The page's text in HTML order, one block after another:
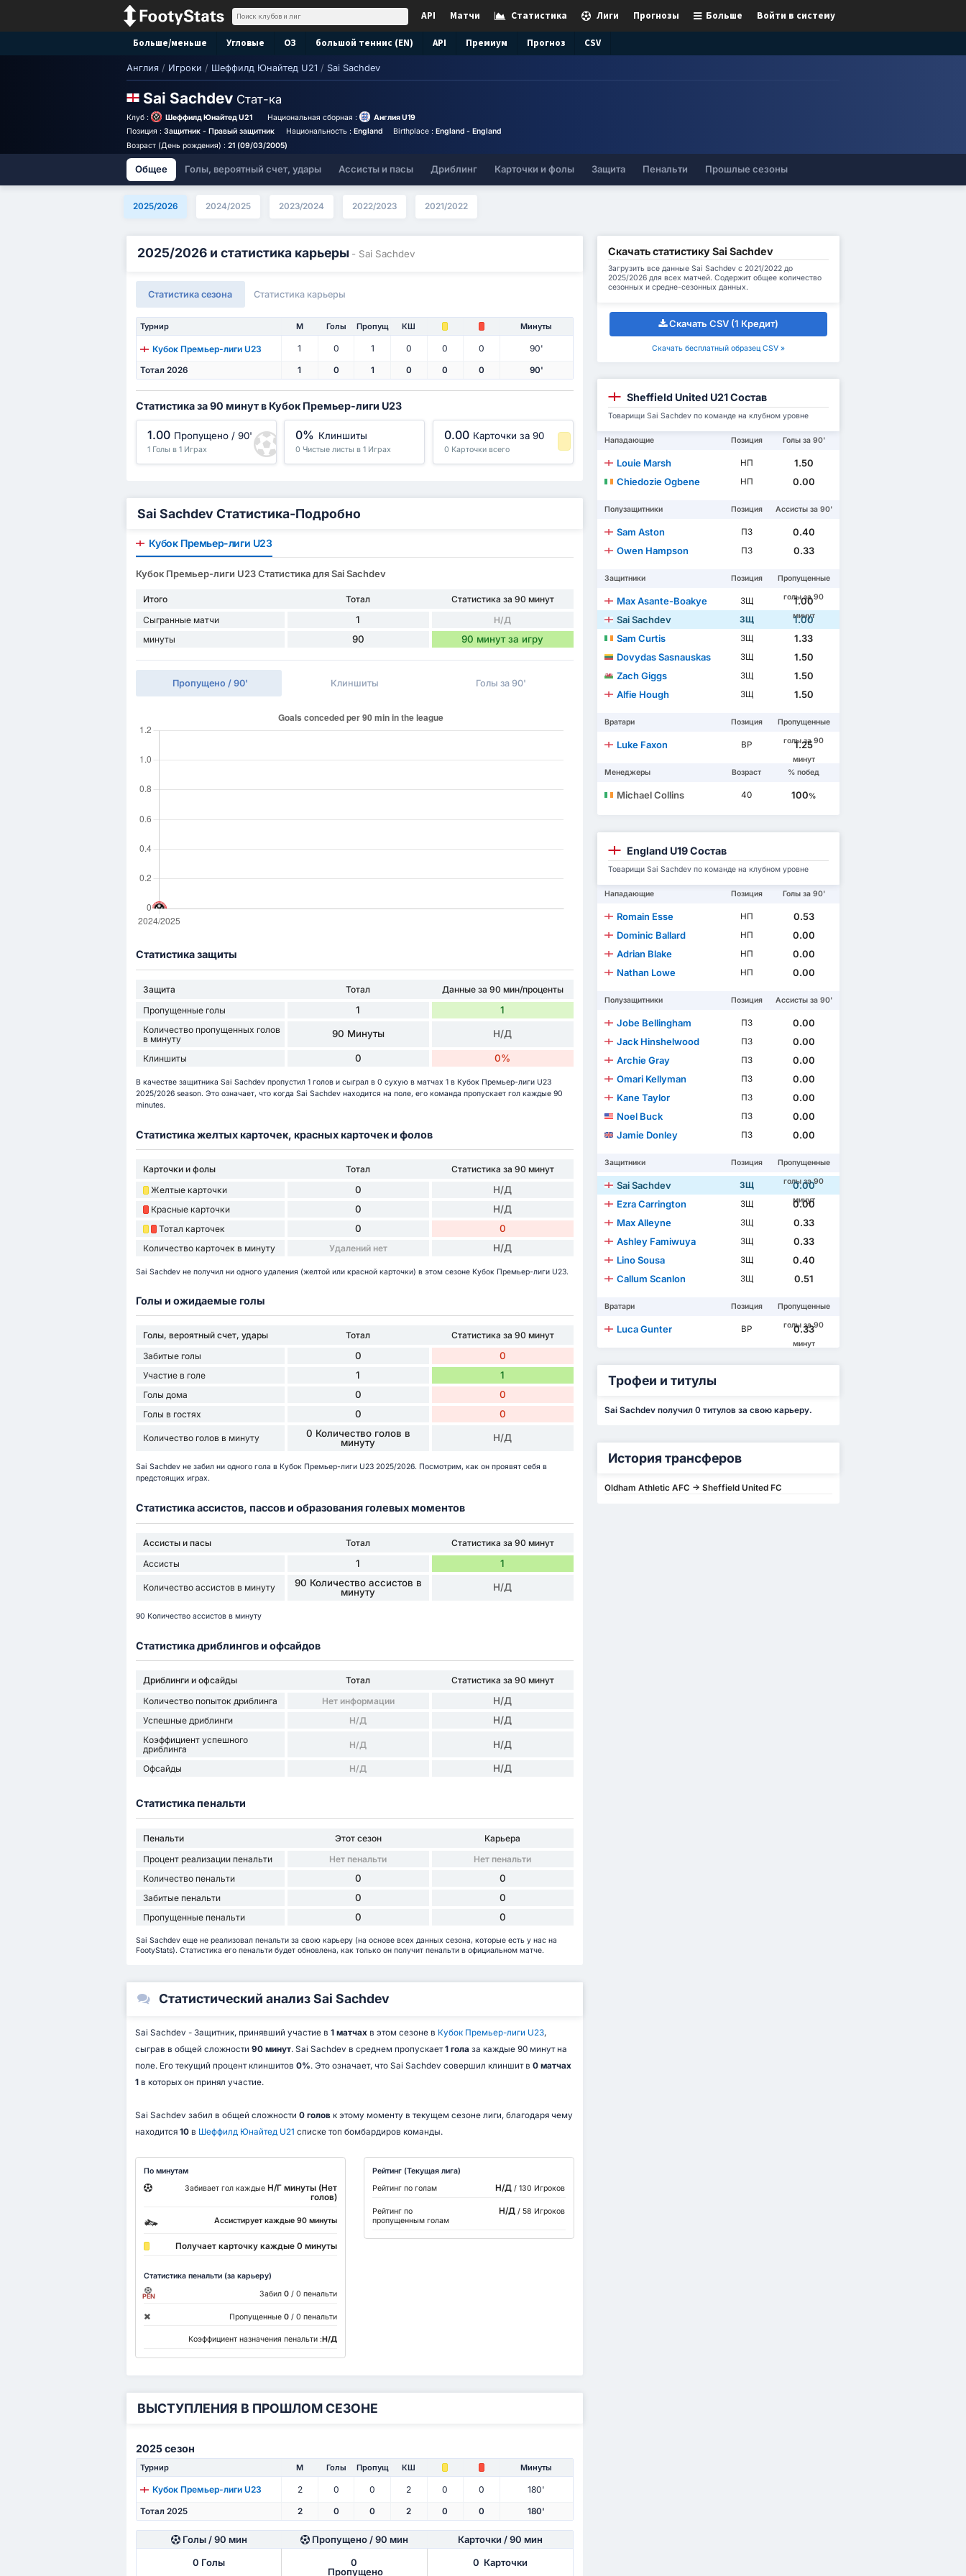
Войти в систему
Больше
Прогнозы
Лиги
Статистика
Матчи
API
Больше/меньше Угловые ОЗ большой теннис (EN) API Премиум Прогноз CSV
Англия / Игроки / Шеффилд Юнайтед U21 / Sai Sachdev
Sai Sachdev Стат-ка
Клуб : Шеффилд Юнайтед U21 Национальная сборная :
Англия U19
Позиция : Защитник - Правый защитник Национальность : England Birthplace :England - England
Возраст (День рождения) : 21 (09/03/2005)
Общее Голы, вероятный счет, удары Ассисты и пасы Дриблинг Карточки и фолы Защита Пенальти Прошлые сезоны
2025/2026 2024/2025 2023/2024 2022/2023 2021/2022
2025/2026 и статистика карьеры - Sai Sachdev
Статистика сезона Статистика карьеры
Турнир М Голы Пропущ КШ Минуты
Кубок Премьер-лиги U23 1 0 1 0 0 0 90'
Тотал 2026 1 0 1 0 0 0 90'
Статистика за 90 минут в Кубок Премьер-лиги U23
1.00 Пропущено / 90'
1 Голы в 1 Играх
0% Клиншиты
0 Чистые листы в 1 Играх
0.00 Карточки за 90
0 Карточки всего
-1 Процентиль
Sai Sachdev Статистика-Подробно
Кубок Премьер-лиги U23
Кубок Премьер-лиги U23 Статистика для Sai Sachdev
Итого Тотал
Статистика за 90 минут
Сыгранные матчи
1
Н/Д
минуты
90 90 минут за игру
Пропущено / 90' Клиншиты Голы за 90'
Статистика защиты
Защита Тотал
Данные за 90 мин/проценты
Пропущенные голы
1 1
Количество пропущенных голов
в минуту
90 Минуты Н/Д
Клиншиты 0 0%
В качестве защитника Sai Sachdev пропустил 1 голов и сыграл в 0 сухую в матчах 1 в Кубок Премьер-лиги U23
2025/2026 season. Это означает, что когда Sai Sachdev находится на поле, его команда пропускает гол каждые 90
minutes.
Статистика желтых карточек, красных карточек и фолов
Карточки и фолы Тотал
Статистика за 90 минут
Желтые карточки
0 Н/Д
Красные карточки 0 Н/Д
Тотал карточек 0 0
Количество карточек в минуту Удалений нет Н/Д
Sai Sachdev не получил ни одного удаления (желтой или красной карточки) в этом сезоне Кубок Премьер-лиги U23.
Голы и ожидаемые голы
Голы, вероятный счет, удары Тотал
Статистика за 90 минут
Забитые голы
0 0
Участие в голе 1 1
Голы дома 0 0
Голы в гостях 0 0
Количество голов в минуту
0 Количество голов в
минуту
Н/Д
Sai Sachdev не забил ни одного гола в Кубок Премьер-лиги U23 2025/2026. Посмотрим, как он проявят себя в
предстоящих играх.
Статистика ассистов, пассов и образования голевых моментов
Ассисты и пасы Тотал
Статистика за 90 минут
Ассисты
1 1
Количество ассистов в минуту
90 Количество ассистов в
минуту
Н/Д
90 Количество ассистов в минуту
Статистика дриблингов и офсайдов
Дриблинги и офсайды Тотал
Статистика за 90 минут
Количество попыток дриблинга
Нет информации Н/Д
Успешные дриблинги Н/Д Н/Д
Коэффициент успешного
дриблинга
Н/Д Н/Д
Офсайды Н/Д Н/Д
Статистика пенальти
Пенальти Этот сезон
Карьера
Процент реализации пенальти
Нет пенальти
Нет пенальти
Количество пенальти
0 0
Забитые пенальти 0 0
Пропущенные пенальти 0 0
Sai Sachdev еще не реализовал пенальти за свою карьеру (на основе всех данных сезона, которые есть у нас на
FootyStats). Статистика его пенальти будет обновлена, как только он получит пенальти в официальном матче.
Статистический анализ Sai Sachdev
Sai Sachdev - Защитник, принявший участие в 1 матчахв этом сезоне в Кубок Премьер-лиги U23,
сыграв в общей сложности 90 минут. Sai Sachdev в среднем пропускает1 гола за каждые 90 минут на
поле. Его текущий процент клиншитов 0%. Это означает, что Sai Sachdev совершил клиншит в 0 матчах
1в которых он принял участие.
Sai Sachdev забил в общей сложности 0 головк этому моменту в текущем сезоне лиги, благодаря чему
находится 10в Шеффилд Юнайтед U21 списке топ бомбардиров команды.
По минутам
Забивает гол каждые Н/Г минуты (Нет
голов)
Ассистирует каждые 90 минуты
Получает карточку каждые 0 минуты
Статистика пенальти (за карьеру)
PEN Забил 0 / 0 пенальти
Пропущенные 0 / 0 пенальти
Коэффициент назначения пенальти :Н/Д
Рейтинг (Текущая лига)
Рейтинг по голам
Н/Д / 130 Игроков
Рейтинг по
пропущенным голам
Н/Д / 58 Игроков
ВЫСТУПЛЕНИЯ В ПРОШЛОМ СЕЗОНЕ
2025 сезон
Турнир М Голы Пропущ КШ Минуты
Кубок Премьер-лиги U23 2 0 0 2 0 0 180'
Тотал 2025 2 0 0 2 0 0 180'
Голы/ 90 мин Пропущено/ 90 мин
Карточки / 90 мин
0 Голы
0
Пропущено
0 Карточки
Скачать статистику Sai Sachdev
Загрузить все данные Sai Sachdev с 2021/2022 до
2025/2026 для всех матчей. Содержит общее количество
сезонных и средне-сезонных данных.
Скачать CSV (1 Кредит)
Скачать бесплатный образец CSV »
Sheffield United U21 Состав
Товарищи Sai Sachdev по команде на клубном уровне
Нападающие Позиция Голы за 90'
Louie Marsh НП
1.50
Chiedozie Ogbene
НП 0.00
Полузащитники Позиция Ассисты за 90'
Sam Aston ПЗ
0.40
Owen Hampson
ПЗ 0.33
Защитники Позиция
Пропущенные
голы за 90
минут
Max Asante-Boakye ЗЩ
1.00
Sai Sachdev
ЗЩ
1.00
Sam Curtis
ЗЩ
1.33
Dovydas Sasnauskas
ЗЩ
1.50
Zach Giggs
ЗЩ
1.50
Alfie Hough
ЗЩ 1.50
Вратари Позиция
Пропущенные
голы за 90
минут
Luke Faxon ВР 1.25
Менеджеры Возраст % побед
Michael Collins 40 100%
England U19 Состав
Товарищи Sai Sachdev по команде на клубном уровне
Нападающие Позиция Голы за 90'
Romain Esse НП
0.53
Dominic Ballard
НП
0.00
Adrian Blake
НП
0.00
Nathan Lowe
НП 0.00
Полузащитники Позиция Ассисты за 90'
Jobe Bellingham ПЗ
0.00
Jack Hinshelwood
ПЗ
0.00
Archie Gray
ПЗ
0.00
Omari Kellyman
ПЗ
0.00
Kane Taylor
ПЗ
0.00
Noel Buck
ПЗ
0.00
Jamie Donley
ПЗ 0.00
Защитники Позиция
Пропущенные
голы за 90
минут
Sai Sachdev ЗЩ
0.00
Ezra Carrington
ЗЩ
0.00
Max Alleyne
ЗЩ
0.33
Ashley Famiwuya
ЗЩ
0.33
Lino Sousa
ЗЩ
0.40
Callum Scanlon
ЗЩ 0.51
Вратари Позиция
Пропущенные
голы за 90
минут
Luca Gunter ВР 0.33
Трофеи и титулы
Sai Sachdev получил 0 титулов за свою карьеру.
История трансферов
Oldham Athletic AFC -> Sheffield United FC